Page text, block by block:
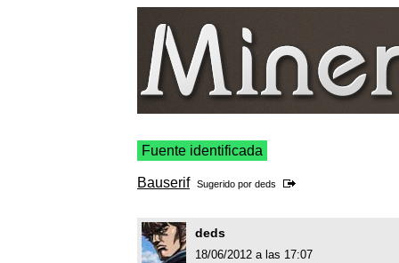
Fuente identificada
Bauserif Sugerido por deds
deds
18/06/2012 a las 17:07